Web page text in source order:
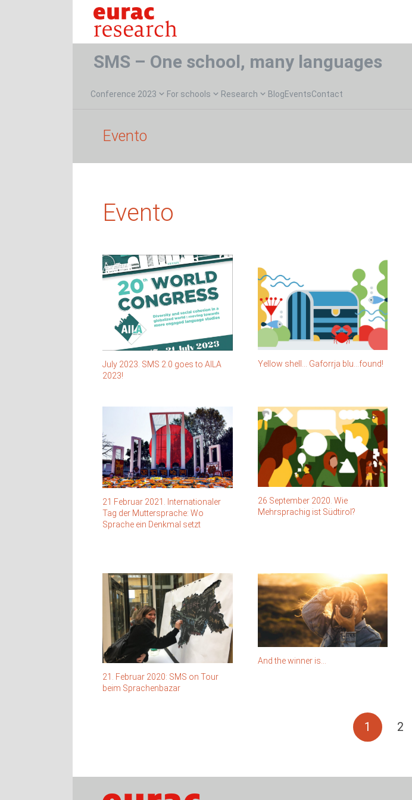
SMS – One school, many languages
Conference 2023 For schools Research BlogEventsContact
Evento
Evento
July 2023. SMS 2.0 goes to AILA
2023!
Yellow shell… Gaforrja blu…found!
21 Februar 2021. Internationaler
Tag der Muttersprache: Wo
Sprache ein Denkmal setzt
26 September 2020. Wie
Mehrsprachig ist Südtirol?
21. Februar 2020: SMS on Tour
beim Sprachenbazar
And the winner is…
1 2